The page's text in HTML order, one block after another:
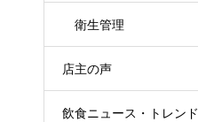
衛生管理
店主の声
飲食ニュース・トレンド